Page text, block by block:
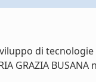
di
GRAZIA